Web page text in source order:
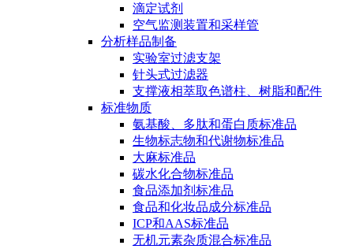
滴定试剂
空气监测装置和采样管
分析样品制备
实验室过滤支架
针头式过滤器
支撑液相萃取色谱柱、树脂和配件
标准物质
氨基酸、多肽和蛋白质标准品
生物标志物和代谢物标准品
大麻标准品
碳水化合物标准品
食品添加剂标准品
食品和化妆品成分标准品
ICP和AAS标准品
无机元素杂质混合标准品